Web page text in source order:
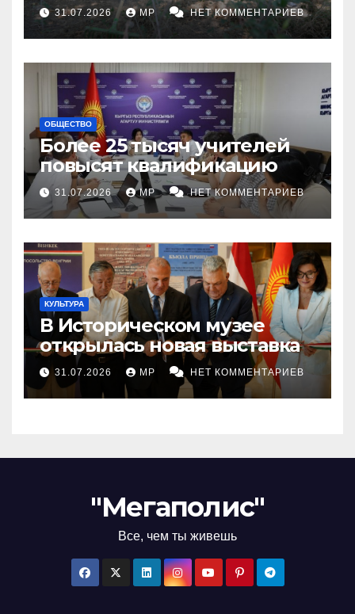
31.07.2026 MP НЕТ КОММЕНТАРИЕВ
ОБЩЕСТВО
Более 25 тысяч учителей
повысят квалификацию
31.07.2026 MP НЕТ КОММЕНТАРИЕВ
КУЛЬТУРА
В Историческом музее
открылась новая выставка
31.07.2026 MP НЕТ КОММЕНТАРИЕВ
"Мегаполис"
Все, чем ты живешь